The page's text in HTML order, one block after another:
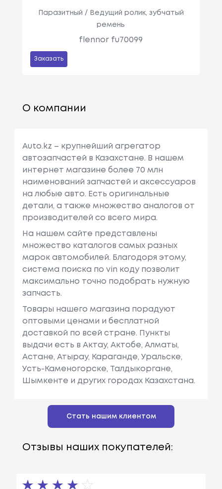
Паразитный / Ведущий ролик, зубчатый
ремень
flennor fu70099
Заказать
О компании
Auto.kz – крупнейший агрегатор
автозапчастей в Казахстане. В нашем
интернет магазине более 70 млн
наименований запчастей и аксессуаров
на любые авто. Есть оригинальные
детали, а также множество аналогов от
производителей со всего мира.
На нашем сайте представлены
множество каталогов самых разных
марок автомобилей. Благодоря этому,
система поиска по vin коду позволит
максимально точно подобрать нужную
запчасть.
Товары нашего магазина порадуют
оптовыми ценами и бесплатной
доставкой по всей стране. Пункты
выдачи есть в Актау, Актобе, Алматы,
Астане, Атырау, Караганде, Уральске,
Усть-Каменогорске, Талдыкоргане,
Шымкенте и других городах Казахстана.
Стать нашим клиентом
Отзывы наших покупателей: